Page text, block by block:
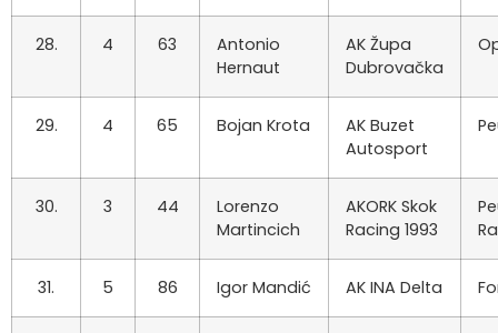
28. 4 63
Antonio
Hernaut
AK Župa
Dubrovačka
29. 4 65 Bojan Krota
AK Buzet
Autosport
30. 3 44
Lorenzo
Martincich
AKORK Skok
Racing 1993
31. 5 86 Igor Mandić AK INA Delta